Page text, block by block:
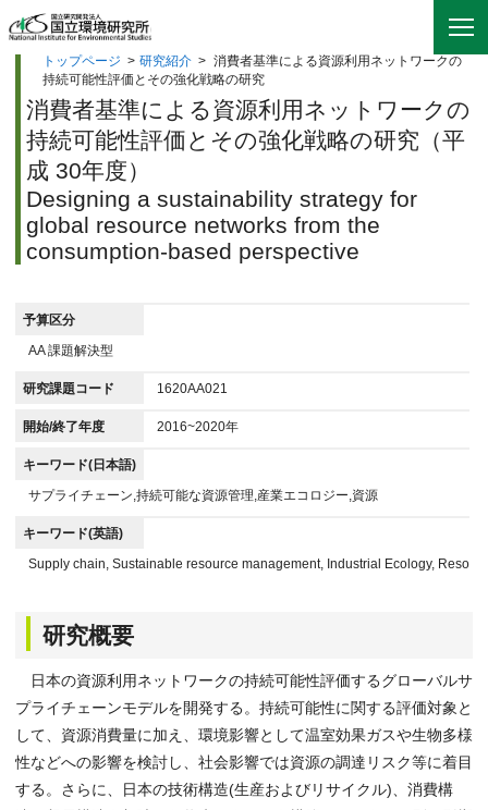
トップページ > 研究紹介 > 消費者基準による資源利用ネットワークの
持続可能性評価とその強化戦略の研究
消費者基準による資源利用ネットワークの
持続可能性評価とその強化戦略の研究（平
成 30年度）
Designing a sustainability strategy for
global resource networks from the
consumption-based perspective
予算区分
AA 課題解決型
研究課題コード 1620AA021
開始/終了年度 2016~2020年
キーワード(日本語)
サプライチェーン,持続可能な資源管理,産業エコロジー,資源
キーワード(英語)
Supply chain, Sustainable resource management, Industrial Ecology,
研究概要
日本の資源利用ネットワークの持続可能性評価するグローバルサ
プライチェーンモデルを開発する。持続可能性に関する評価対象と
して、資源消費量に加え、環境影響として温室効果ガスや生物多様
性などへの影響を検討し、社会影響では資源の調達リスク等に着目
する。さらに、日本の技術構造(生産およびリサイクル)、消費構